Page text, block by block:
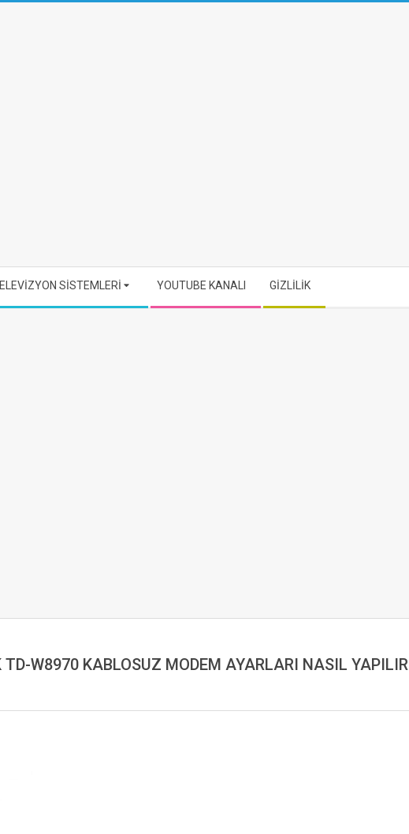
SİSTEMLERİ YOUTUBE KANALI GİZLİLİK
TD-W8970 KABLOSUZ MODEM AYARLARI NASIL YAPILIR